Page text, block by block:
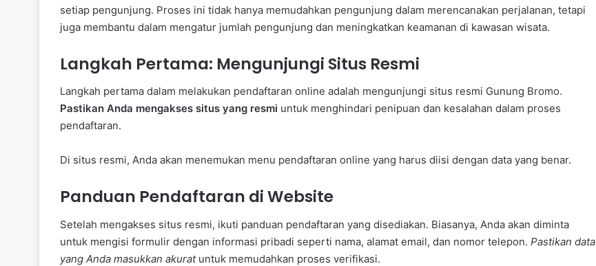
setiap pengunjung. Proses ini tidak hanya memudahkan pengunjung dalam merencanakan perjalanan, tetapi
juga membantu dalam mengatur jumlah pengunjung dan meningkatkan keamanan di kawasan wisata.
Langkah Pertama: Mengunjungi Situs Resmi
Langkah pertama dalam melakukan pendaftaran online adalah mengunjungi situs resmi Gunung Bromo.
Pastikan Anda mengakses situs yang resmi untuk menghindari penipuan dan kesalahan dalam proses
pendaftaran.
Di situs resmi, Anda akan menemukan menu pendaftaran online yang harus diisi dengan data yang benar.
Panduan Pendaftaran di Website
Setelah mengakses situs resmi, ikuti panduan pendaftaran yang disediakan. Biasanya, Anda akan diminta
untuk mengisi formulir dengan informasi pribadi seperti nama, alamat email, dan nomor telepon. Pastikan data
yang Anda masukkan akuratuntuk memudahkan proses verifikasi.